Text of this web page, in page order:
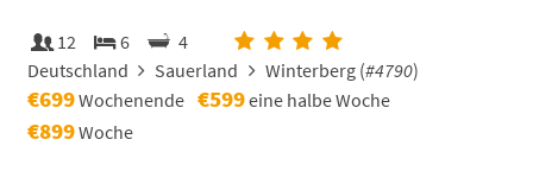
12 6
4
Deutschland
Sauerland Winterberg (#4790)
€699Wochenende €599eine halbe Woche
€899Woche